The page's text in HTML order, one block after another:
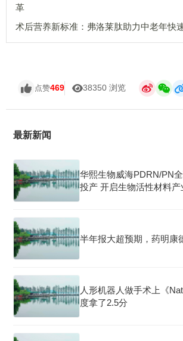
革
术后营养新标准：弗洛莱肽助力中老年快
点赞469 38350 浏览
最新新闻
华熙生物威海PDRN/PN
投产 开启生物活性材料产
半年报大超预期，药明康
人形机器人做手术上《
度拿了2.5分